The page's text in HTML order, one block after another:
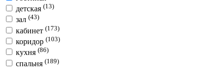
детская (13)
зал (43)
кабинет (173)
коридор (103)
кухня (86)
спальня (189)